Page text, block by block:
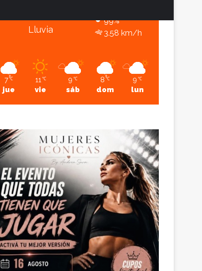
Lluvia
99%
3.58 km/h
7 ℃
jue
11 ℃
vie
9 ℃
sáb
8 ℃
dom
9 ℃
lun